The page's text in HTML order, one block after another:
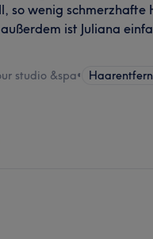
so wenig
ist Juliana
studio &spa•